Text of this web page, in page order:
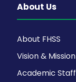
About Us
About FHSS
Vision & Mission
Academic Staff